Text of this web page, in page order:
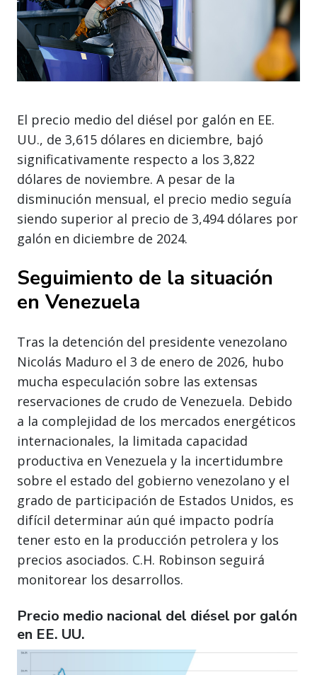
El precio medio del diésel por galón en EE.
UU., de 3,615 dólares en diciembre, bajó
significativamente respecto a los 3,822
dólares de noviembre. A pesar de la
disminución mensual, el precio medio seguía
siendo superior al precio de 3,494 dólares por
galón en diciembre de 2024.
Seguimiento de la situación
en Venezuela
Tras la detención del presidente venezolano
Nicolás Maduro el 3 de enero de 2026, hubo
mucha especulación sobre las extensas
reservaciones de crudo de Venezuela. Debido
a la complejidad de los mercados energéticos
internacionales, la limitada capacidad
productiva en Venezuela y la incertidumbre
sobre el estado del gobierno venezolano y el
grado de participación de Estados Unidos, es
difícil determinar aún qué impacto podría
tener esto en la producción petrolera y los
precios asociados. C.H. Robinson seguirá
monitorear los desarrollos.
Precio medio nacional del diésel por galón
en EE. UU.